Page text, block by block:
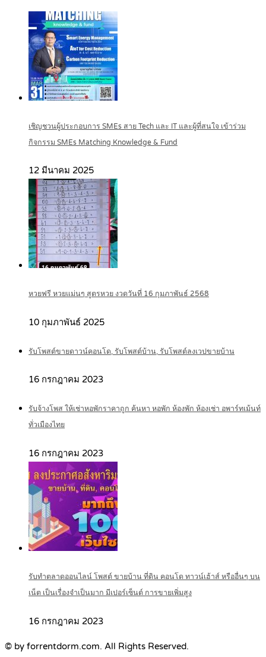
เชิญชวนผู้ประกอบการ SMEs สาย Tech และ IT และผู้ที่สนใจ เข้าร่วม
กิจกรรม SMEs Matching Knowledge & Fund
12 มีนาคม 2025
หวยฟรี หวยแม่นๆ สูตรหวย งวดวันที่ 16 กุมภาพันธ์ 2568
10 กุมภาพันธ์ 2025
รับโพสต์ขายดาวน์คอนโด, รับโพสต์บ้าน, รับโพสต์ลงเวปขายบ้าน
16 กรกฎาคม 2023
รับจ้างโพส ให้เช่าหอพักราคาถูก ค้นหา หอพัก ห้องพัก ห้องเช่า อพาร์ทเม้นท์
ทั่วเมืองไทย
16 กรกฎาคม 2023
รับทำตลาดออนไลน์ โพสต์ ขายบ้าน ที่ดิน คอนโด ทาวน์เฮ้าส์ หรืออื่นๆ บน
เน็ต เป็นเรื่องจำเป็นมาก มีเปอร์เซ็นต์ การขายเพิ่มสูง
16 กรกฎาคม 2023
© by forrentdorm.com. All Rights Reserved.